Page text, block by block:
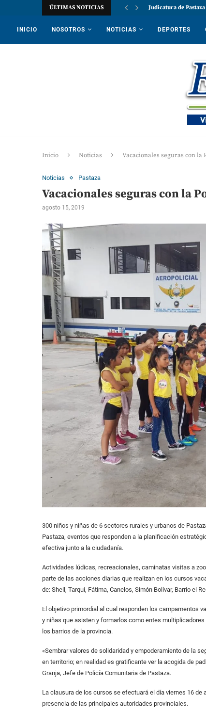
ÚLTIMAS NOTICIAS Judicatura de
INICIO NOSOTROS NOTICIAS DEPORTES
Inicio Noticias Vacacionales seguras con la
Noticias Pastaza
Vacacionales seguras con la
agosto 15, 2019
300 niños y niñas de 6 sectores rurales y urbanos de
Pastaza, eventos que responden a la planificación
efectiva junto a la ciudadanía.
Actividades lúdicas, recreacionales, caminatas visitas a
parte de las acciones diarias que realizan en los cursos
de: Shell, Tarqui, Fátima, Canelos, Simón Bolívar, Barrio el
El objetivo primordial al cual responden los campamentos
y niñas que asisten y formarlos como entes
los barrios de la provincia.
«Sembrar valores de solidaridad y empoderamiento de la
en territorio; en realidad es gratificante ver la acogida de
Granja, Jefe de Policía Comunitaria de Pastaza.
La clausura de los cursos se efectuará el día viernes 16
presencia de las principales autoridades provinciales.